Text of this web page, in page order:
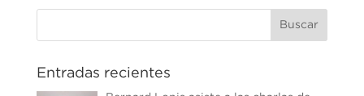
Entradas recientes